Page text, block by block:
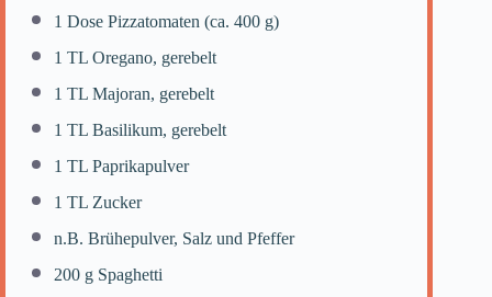
1 Dose Pizzatomaten (ca. 400 g)
1 TL Oregano, gerebelt
1 TL Majoran, gerebelt
1 TL Basilikum, gerebelt
1 TL Paprikapulver
1 TL Zucker
n.B. Brühepulver, Salz und Pfeffer
200 g Spaghetti